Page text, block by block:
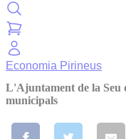
Economia Pirineus
L'Ajuntament de la Seu
municipals